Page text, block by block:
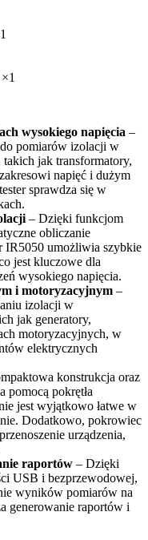
wysokiego napięcia –
pomiarów izolacji w
jak transformatory,
napięć i dużym
sprawdza się w
– Dzięki funkcjom
obliczanie
umożliwia szybkie
jest kluczowe dla
wysokiego napięcia.
i motoryzacyjnym –
izolacji w
jak generatory,
motoryzacyjnych, w
elektrycznych
konstrukcja oraz
pokrętła
jest wyjątkowo łatwe w
Dodatkowo, pokrowiec
urządzenia,
raportów – Dzięki
USB i bezprzewodowej,
wyników pomiarów na
generowanie raportów i